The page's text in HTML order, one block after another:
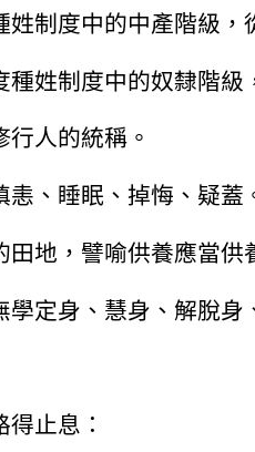
姓制度中的中產階級，
種姓制度中的奴隸階級
人的統稱。
恚、睡眠、掉悔、疑蓋
田地，譬喻供養應當
學定身、慧身、解脫身
止息：